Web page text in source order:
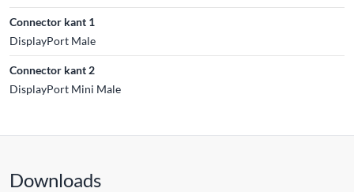
Connector kant 1
DisplayPort Male
Connector kant 2
DisplayPort Mini Male
Downloads